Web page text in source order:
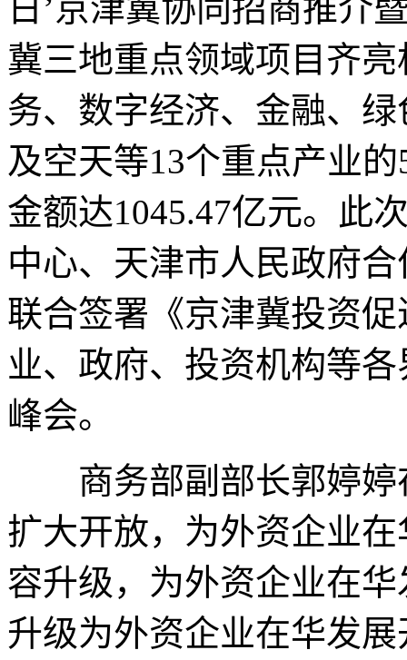
日’京津冀协同招商推介
冀三地重点领域项目齐
务、数字经济、金融、
及空天等13个重点产业
金额达1045.47亿元。此
中心、天津市人民政府
联合签署《京津冀投资
业、政府、投资机构等
峰会。
商务部副部长郭婷婷
扩大开放，为外资企业
容升级，为外资企业在
升级为外资企业在华发